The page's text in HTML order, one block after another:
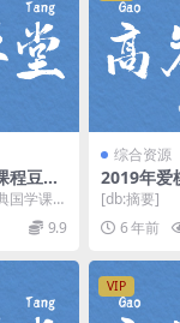
程豆伴
百度网
学课程
分享大
9.9
综合资源
2019年爱
娜老师（
视频）百
[db:摘要]
6 年前
VIP